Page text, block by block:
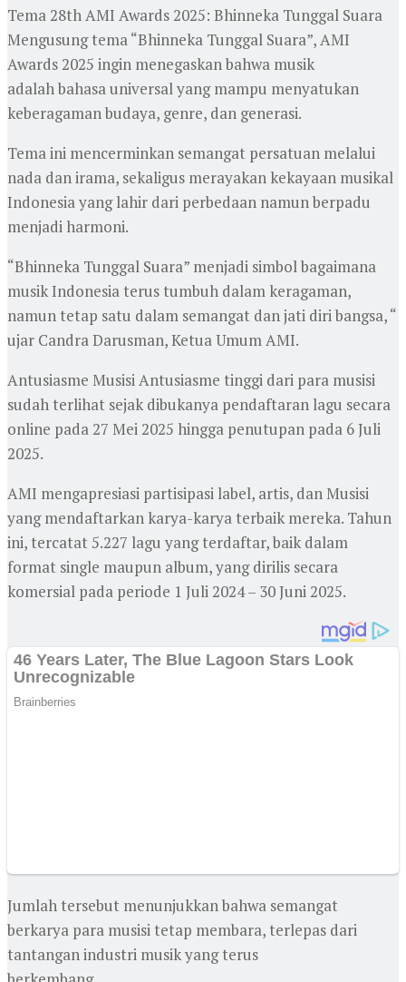
Tema 28th AMI Awards 2025: Bhinneka Tunggal Suara
Mengusung tema “Bhinneka Tunggal Suara”, AMI
Awards 2025 ingin menegaskan bahwa musik
adalah bahasa universal yang mampu menyatukan
keberagaman budaya, genre, dan generasi.
Tema ini mencerminkan semangat persatuan melalui
nada dan irama, sekaligus merayakan kekayaan musikal
Indonesia yang lahir dari perbedaan namun berpadu
menjadi harmoni.
“Bhinneka Tunggal Suara” menjadi simbol bagaimana
musik Indonesia terus tumbuh dalam keragaman,
namun tetap satu dalam semangat dan jati diri bangsa, “
ujar Candra Darusman, Ketua Umum AMI.
Antusiasme Musisi Antusiasme tinggi dari para musisi
sudah terlihat sejak dibukanya pendaftaran lagu secara
online pada 27 Mei 2025 hingga penutupan pada 6 Juli
2025.
AMI mengapresiasi partisipasi label, artis, dan Musisi
yang mendaftarkan karya-karya terbaik mereka. Tahun
ini, tercatat 5.227 lagu yang terdaftar, baik dalam
format single maupun album, yang dirilis secara
komersial pada periode 1 Juli 2024 – 30 Juni 2025.
Jumlah tersebut menunjukkan bahwa semangat
berkarya para musisi tetap membara, terlepas dari
tantangan industri musik yang terus